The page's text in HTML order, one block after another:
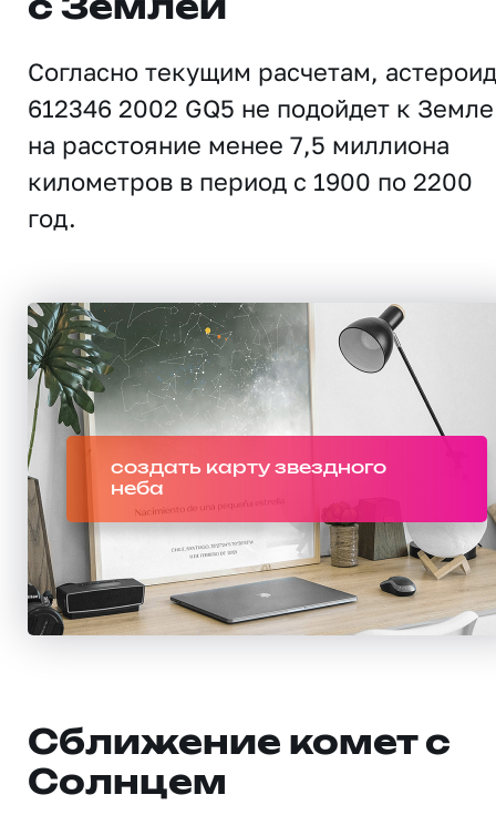
с Землей
Согласно текущим расчетам, астероид
612346 2002 GQ5 не подойдет к Земле
на расстояние менее 7,5 миллиона
километров в период с 1900 по 2200
год.
создать карту звездного
неба
Сближение комет с
Солнцем